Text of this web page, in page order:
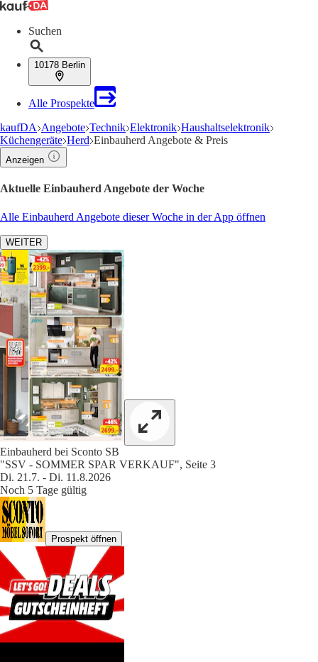
Suchen
10178 Berlin
Alle Prospekte
kaufDA Angebote Technik Elektronik Haushaltselektronik
Küchengeräte Herd Einbauherd Angebote & Preis
Anzeigen
Aktuelle Einbauherd Angebote der Woche
Alle Einbauherd Angebote dieser Woche in der App öffnen
WEITER
Einbauherd bei Sconto SB
"SSV - SOMMER SPAR VERKAUF", Seite 3
Di. 21.7. - Di. 11.8.2026
Noch 5 Tage gültig
Prospekt öffnen